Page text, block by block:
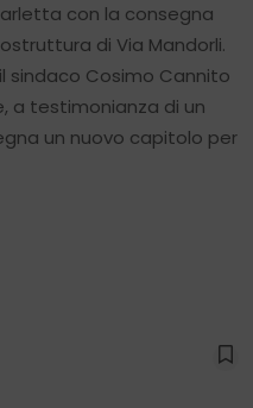
con la consegna
di Via Mandorli.
sindaco Cosimo Cannito
a testimonianza di un
un nuovo capitolo per